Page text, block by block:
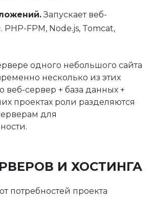
Запускает веб-
FPM, Node.js, Tomcat,
одного небольшого сайта
несколько из этих
сервер + база данных +
проектах роли разделяются
для
И ХОСТИНГА
потребностей проекта